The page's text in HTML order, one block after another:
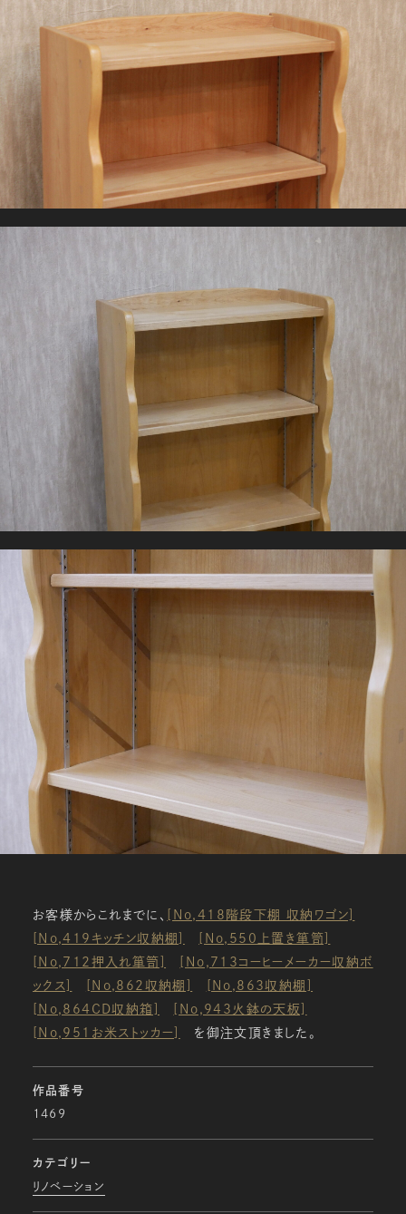
お客様からこれまでに、 [No,418階段下棚 収納ワゴン]
[No,419キッチン収納棚] [No,550上置き箪笥]
[No,712押入れ箪笥] [No,713コーヒーメーカー収納ボ
ックス] [No,862収納棚] [No,863収納棚]
[No,864CD収納箱] [No,943火鉢の天板]
[No,951お米ストッカー] を御注文頂きました。
作品番号
1469
カテゴリー
リノベーション